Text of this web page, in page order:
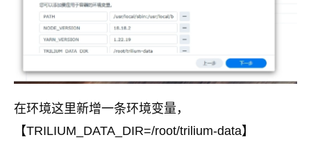
在环境这里新增一条环境变量，
【TRILIUM_DATA_DIR=/root/trilium-data】